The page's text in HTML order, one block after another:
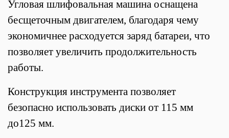
Угловая шлифовальная машина оснащена
бесщеточным двигателем, благодаря чему
экономичнее расходуется заряд батареи, что
позволяет увеличить продолжительность
работы.
Конструкция инструмента позволяет
безопасно использовать диски от 115 мм
до125 мм.